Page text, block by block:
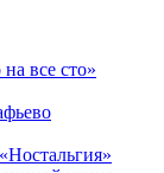
все сто»